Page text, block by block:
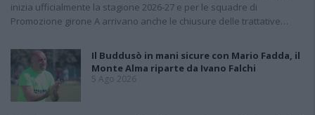
inizia ufficialmente la stagione 2026-27 e per le squadre di
Promozione girone A arrivano anche le chiusure delle trattative…
Il Buddusò in mani sicure con Mario Fadda, il
Monte Alma riparte da Ivano Falchi
5 Ago 2026